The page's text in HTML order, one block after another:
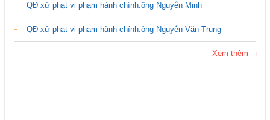
QĐ xử phạt vi phạm hành chính.ông Nguyễn Minh
QĐ xử phạt vi phạm hành chính.ông Nguyễn Văn Trung
Xem thêm